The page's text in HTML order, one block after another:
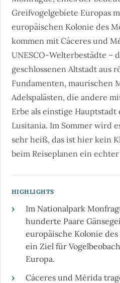
Greifvogelgebiete Europas
europäischen Kolonie des
kommen mit Cáceres und
UNESCO-Welterbestädte –
geschlossenen Altstadt aus
Fundamenten, maurischen
Adelspalästen, die andere
Erbe als einstige Hauptstadt
Lusitania. Im Sommer wird
sehr heiß, das ist hier kein
beim Reiseplanen ein echter
HIGHLIGHTS
›
Im Nationalpark
hunderte Paare
europäische Kolonie
ein Ziel für
Europa.
›
Cáceres und Mérida